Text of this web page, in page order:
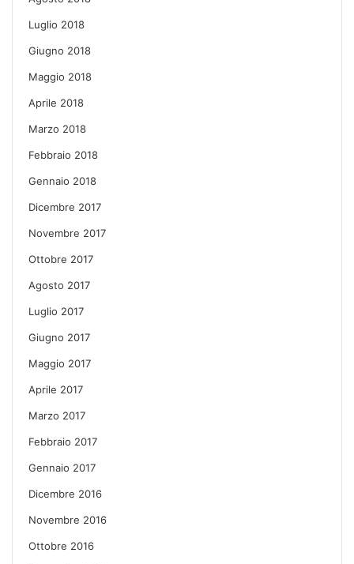
Luglio 2018
Giugno 2018
Maggio 2018
Aprile 2018
Marzo 2018
Febbraio 2018
Gennaio 2018
Dicembre 2017
Novembre 2017
Ottobre 2017
Agosto 2017
Luglio 2017
Giugno 2017
Maggio 2017
Aprile 2017
Marzo 2017
Febbraio 2017
Gennaio 2017
Dicembre 2016
Novembre 2016
Ottobre 2016